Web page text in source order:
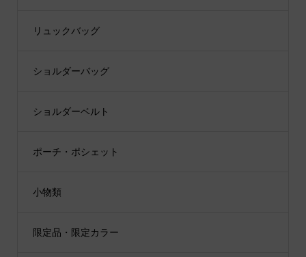
リュックバッグ
ショルダーバッグ
ショルダーベルト
ポーチ・ポシェット
小物類
限定品・限定カラー